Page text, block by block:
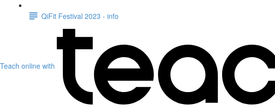
QiFit Festival 2023 - info
Teach online with